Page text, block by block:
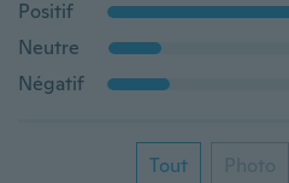
Positif
Neutre
Négatif
Tout Photo